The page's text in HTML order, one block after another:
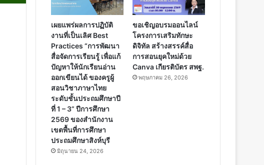
เผยแพร่ผลการปฏิบัติ
งานที่เป็นเลิศ Best
Practices “การพัฒนา
สื่อจัดการเรียนรู้ เพื่อแก้
ปัญหาให้นักเรียนอ่าน
ออกเขียนได้ ของครูผู้
สอนวิชาภาษาไทย
ระดับชั้นประถมศึกษาปี
ที่ 1 – 3” ปีการศึกษา
2569 ของสำนักงาน
เขตพื้นที่การศึกษา
ประถมศึกษาสิงห์บุรี
มิถุนายน 24, 2026
ขอเชิญอบรมออนไลน์
โครงการเสริมทักษะ
ดิจิทัล สร้างสรรค์สื่อ
การสอนยุคใหม่ด้วย
Canva เกียรติบัตร สพฐ.
พฤษภาคม 26, 2026